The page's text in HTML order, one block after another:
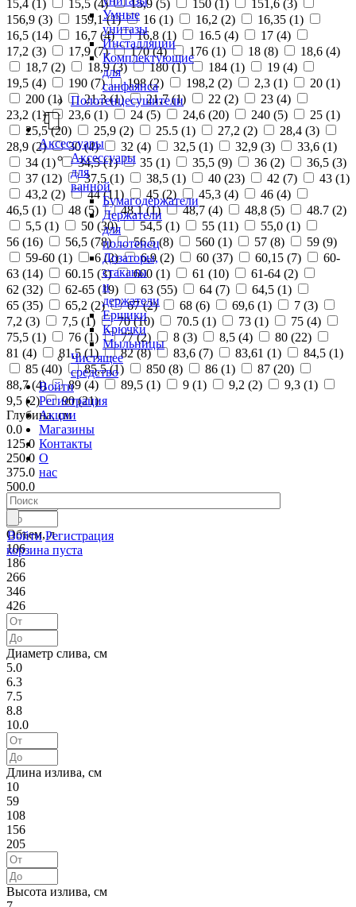
Умные
унитазы
Инсталляции
Комплектующие
для
санфаянса
Полотенцесушители
Аксессуары
Аксессуары
для
ванной
Бумагодержатели
Держатели
для
полотенец
Дозаторы,
стаканы
и
держатели
Ершики
Крючки
Мыльницы
Чистящее
средство
Войти
Регистрация
Акции
Магазины
Контакты
О
нас
Войти Регистрация
корзина пуста
15,4 (1 ) 15,5 (4) 15,9 (5) 150 (1 ) 151,6 (3)
156,9 (3) 159,1 (1) 16 (1) 16,2 (2) 16,35 (1)
16,5 (14) 16,7 (4) 16,8 (1) 16.5 (4) 17 (4)
17,2 (3) 17,9 (7) 170 (4) 176 (1) 18 (8) 18,6 (4)
18,7 (2) 18,9 (3) 180 (1) 184 (1) 19 (4)
19,5 (4) 190 (7) 198 (2) 198,2 (2) 2,3 (1) 20 (1)
200 (1) 21,3 (1) 21,7 (1) 22 (2) 23 (4)
23,2 (1) 23,6 (1) 24 (5) 24,6 (20) 240 (5) 25 (1)
25,5 (20) 25,9 (2) 25.5 (1) 27,2 (2) 28,4 (3)
28,9 (2) 30 (4) 32 (4) 32,5 (1) 32,9 (3) 33,6 (1)
34 (1) 34,5 (1) 35 (1) 35,5 (9) 36 (2) 36,5 (3)
37 (12) 37,5 (1) 38,5 (1) 40 (23) 42 (7) 43 (1)
43,2 (2) 44 (11) 45 (2) 45,3 (4) 46 (4)
46,5 (1) 48 (5) 48,1 (1) 48,7 (4) 48,8 (5) 48.7 (2)
5,5 (1) 50 (30) 54,5 (1) 55 (11) 55,0 (1)
56 (16) 56,5 (78) 56.5 (8) 560 (1) 57 (8) 59 (9)
59-60 (1) 6 (2) 6,9 (2) 60 (37) 60,15 (7)
60-
63 (14) 60.15 (3) 600 (1) 61 (10) 61-64 (2)
62 (32) 62-65 (19) 63 (55) 64 (7) 64,5 (1)
65 (35) 65,2 (2) 67 (2) 68 (6) 69,6 (1) 7 (3)
7,2 (3) 7,5 (1) 70 (10) 70.5 (1) 73 (1) 75 (4)
75,5 (1) 76 (1) 77 (2) 8 (3) 8,5 (4) 80 (22)
81 (4) 81,5 (1) 82 (8) 83,6 (7) 83,61 (1) 84,5 (1)
85 (40) 85,5 (1) 850 (8) 86 (1) 87 (20)
88,7 (4) 89 (4) 89,5 (1) 9 (1) 9,2 (2) 9,3 (1)
9,5 (2) 90 (21)
Глубина, см
0.0
125.0
250.0
375.0
500.0
Объем, л
106
186
266
346
426
Диаметр слива, см
5.0
6.3
7.5
8.8
10.0
Длина излива, см
10
59
108
156
205
Высота излива, см